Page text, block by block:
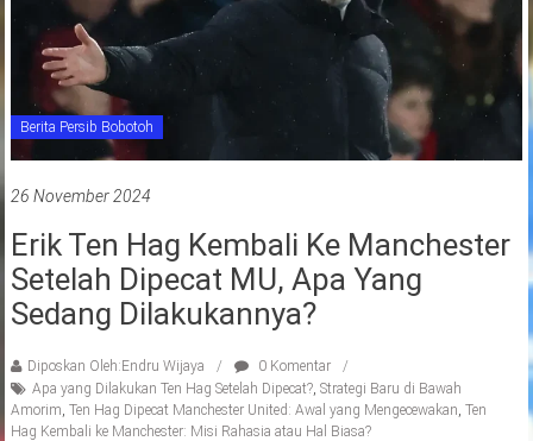
Berita Persib Bobotoh
26 November 2024
Erik Ten Hag Kembali Ke Manchester
Setelah Dipecat MU, Apa Yang
Sedang Dilakukannya?
Diposkan Oleh:Endru Wijaya
0 Komentar
Apa yang Dilakukan Ten Hag Setelah Dipecat?, Strategi Baru di Bawah
Amorim Ten Hag Dipecat Manchester United: Awal yang Mengecewakan Ten
Hag Kembali ke Manchester: Misi Rahasia atau Hal Biasa?